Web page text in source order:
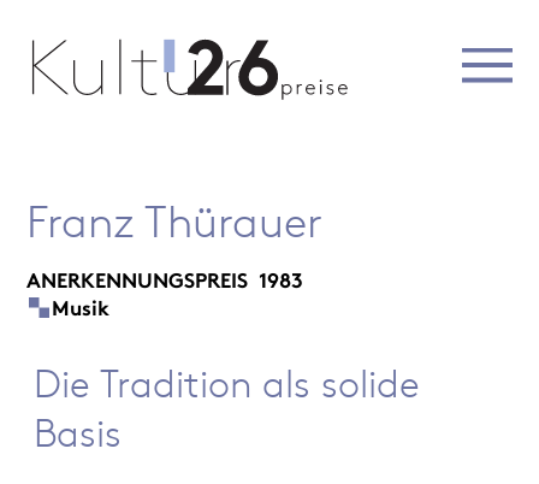
Franz Thürauer
ANERKENNUNGSPREIS 1983
Musik
Die Tradition als solide
Basis